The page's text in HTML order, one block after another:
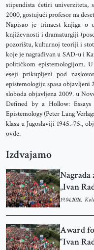
stipendista četiri univerziteta,
2000, gostujući profesor na
Napisao je trinaest knjiga o
književnosti i dramaturgiji
pozorištu, kulturnoj teoriji i
koje je nagrađivan u SAD-u i
političkom epistemologijom.
eseji prikupljeni pod
epistemologiju spasa objavljeni
sloboda objavljena 2009. u
Defined by a Hollow:
Epistemology (Peter Lang
klasa u Jugoslaviji 1945.-75.,
ovde.
Izdvajamo
„Ivan
19.04.2026.
Award
“Ivan